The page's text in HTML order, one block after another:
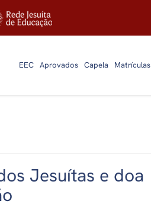
EEC Aprovados Capela Matrículas
Jesuítas e doa